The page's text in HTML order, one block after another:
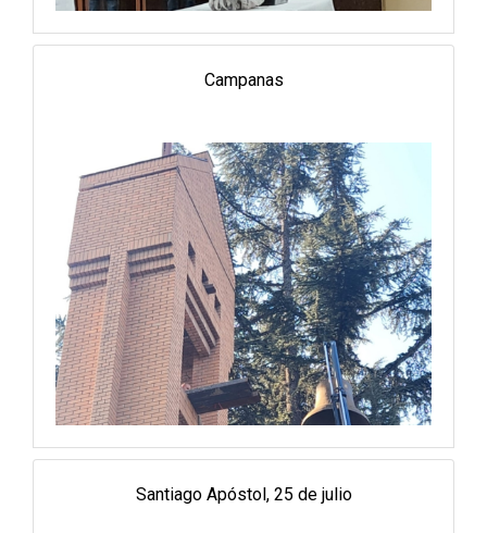
Campanas
Santiago Apóstol, 25 de julio